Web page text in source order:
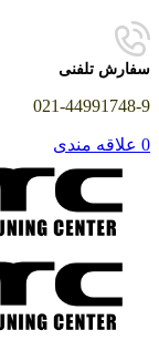
سفارش تلفنی
021-44991748-9
0 علاقه مندی